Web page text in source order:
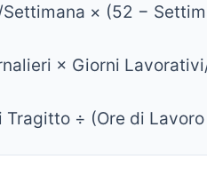
× (52 −
× Giorni
Tragitto ÷ (Ore di